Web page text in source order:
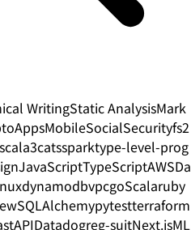
WritingStatic AnalysisMark
AppsMobileSocialSecurityfs2
catssparktype-level-prog
JavaScriptTypeScriptAWSDa
dynamodbvpcgoScalaruby
SQLAlchemypytestterraform
Datadogreg-suitNext.jsML